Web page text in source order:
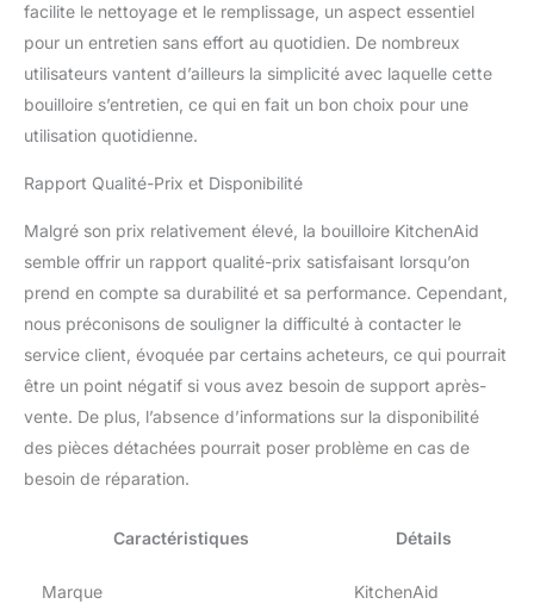
facilite le nettoyage et le remplissage, un aspect essentiel
pour un entretien sans effort au quotidien. De nombreux
utilisateurs vantent d’ailleurs la simplicité avec laquelle cette
bouilloire s’entretien, ce qui en fait un bon choix pour une
utilisation quotidienne.
Rapport Qualité-Prix et Disponibilité
Malgré son prix relativement élevé, la bouilloire KitchenAid
semble offrir un rapport qualité-prix satisfaisant lorsqu’on
prend en compte sa durabilité et sa performance. Cependant,
nous préconisons de souligner la difficulté à contacter le
service client, évoquée par certains acheteurs, ce qui pourrait
être un point négatif si vous avez besoin de support après-
vente. De plus, l’absence d’informations sur la disponibilité
des pièces détachées pourrait poser problème en cas de
besoin de réparation.
Caractéristiques Détails
Marque KitchenAid